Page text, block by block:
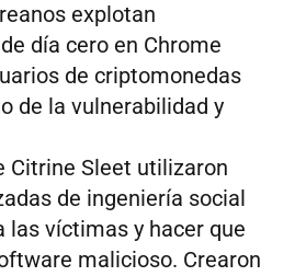
explotan
día cero en Chrome
de criptomonedas
de la vulnerabilidad y
Citrine Sleet utilizaron
de ingeniería social
las víctimas y hacer que
malicioso. Crearon